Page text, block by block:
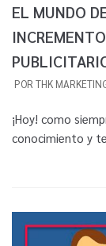
EL MUNDO
POR THK
¡Hoy! como
conocimiento y